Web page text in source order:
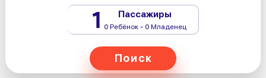
1 Пассажиры
0 Ребёнок - 0 Младенец
Поиск